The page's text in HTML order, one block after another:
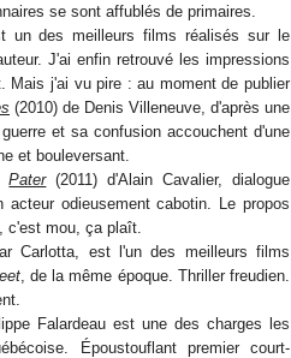
se sont affublés de primaires.
un des meilleurs films réalisés sur le
J'ai enfin retrouvé les impressions
Mais j'ai vu pire : au moment de publier
(2010) de Denis Villeneuve, d'après une
et sa confusion accouchent d'une
et bouleversant.
Pater(2011) d'Alain Cavalier, dialogue
odieusement cabotin. Le propos
c'est mou, ça plaît.
Carlotta, est l'un des meilleurs films
, de la même époque. Thriller freudien.
Falardeau est une des charges les
Époustouflant premier court-